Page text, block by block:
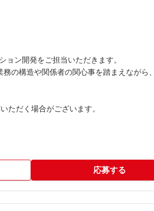
ベントへの参加
ン開発をご担当いただきます。
の構造や関係者の関心事を踏まえながら
ただく場合がございます。
ス
応募する